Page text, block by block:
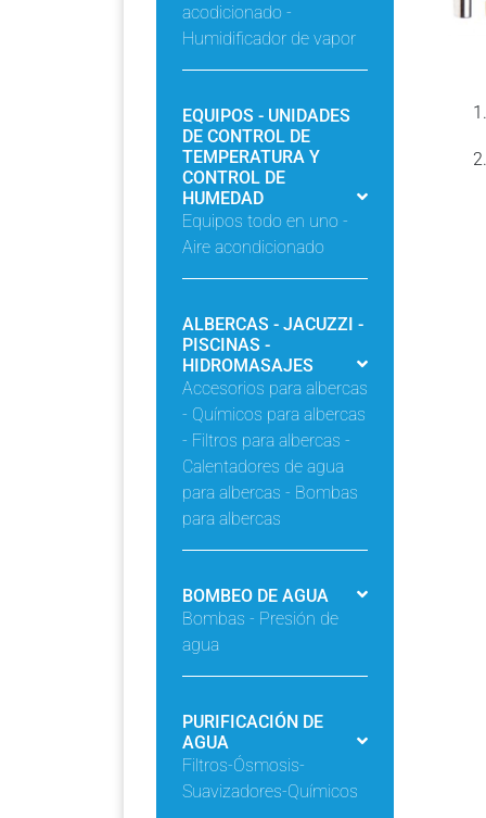
acodicionado -
Humidificador de vapor
EQUIPOS - UNIDADES
DE CONTROL DE
TEMPERATURA Y
CONTROL DE
HUMEDAD
Equipos todo en uno -
Aire acondicionado
ALBERCAS - JACUZZI -
PISCINAS -
HIDROMASAJES
Accesorios para albercas
- Químicos para albercas
- Filtros para albercas -
Calentadores de agua
para albercas - Bombas
para albercas
BOMBEO DE AGUA
Bombas - Presión de
agua
PURIFICACIÓN DE
AGUA
Filtros-Ósmosis-
Suavizadores-Químicos